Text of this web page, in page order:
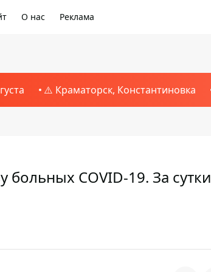
О нас Реклама
⚠️ Краматорск, Константиновка
COVID-19. За сутки